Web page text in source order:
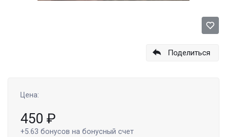
Поделиться
Цена:
450 ₽
+5.63 бонусов на бонусный счет